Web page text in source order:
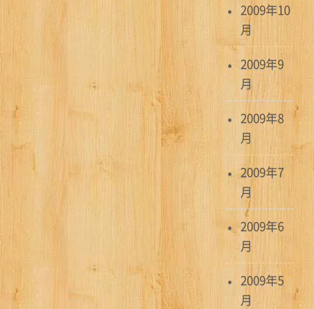
2009年10
月
2009年9
月
2009年8
月
2009年7
月
2009年6
月
2009年5
月